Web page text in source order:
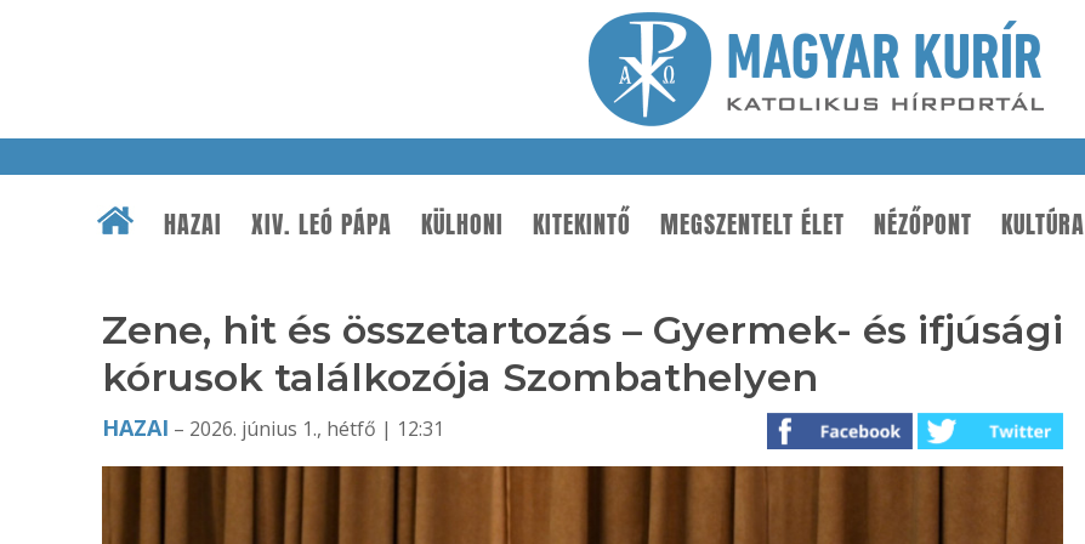
HAZAI XIV. LEÓ PÁPA KÜLHONI KITEKINTŐ MEGSZENTELT ÉLET NÉZŐPONT KULTÚRA
Zene, hit és összetartozás – Gyermek- és ifjúsági
kórusok találkozója Szombathelyen
HAZAI – 2026. június 1., hétfő | 12:31